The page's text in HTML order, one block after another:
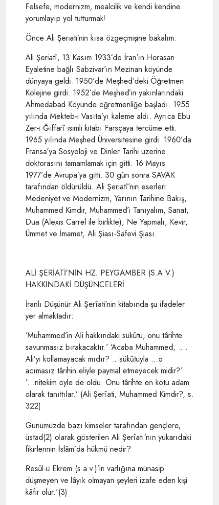
Felsefe, modernizm, mealcilik ve kendi kendine
yorumlayıp yol tutturmak!
Önce Ali Şeriati’nin kısa özgeçmişine bakalım:
Ali Şeriatî, 13 Kasım 1933’de İran’ın Horasan
Eyaletine bağlı Sabzivar’ın Mezinan köyünde
dünyaya geldi. 1950’de Meşhed’deki Öğretmen
Kolejine girdi. 1952’de Meşhed’in yakınlarındaki
Ahmedabad Köyünde öğretmenliğe başladı. 1955
yılında Mekteb-i Vasıta’yı kaleme aldı. Ayrıca Ebu
Zer-i Ğıffarî isimli kitabı Farsçaya tercüme etti.
1965 yılında Meşhed Üniversitesine girdi. 1960’da
Fransa’ya Sosyoloji ve Dinler Tarihi üzerine
doktorasını tamamlamak için gitti. 16 Mayıs
1977’de Avrupa’ya gitti. 30 gün sonra SAVAK
tarafından öldürüldü. Ali Şeriatî’nin eserleri:
Medeniyet ve Modernizm, Yarının Tarihine Bakış,
Muhammed Kimdir, Muhammed’i Tanıyalım, Sanat,
Dua (Alexis Carrel ile birlikte), Ne Yapmalı, Kevir,
Ümmet ve İmamet, Ali Şiası-Safevi Şiası.
ALİ ŞERİATİ’NİN HZ. PEYGAMBER (S.A.V.)
HAKKINDAKİ DÜŞÜNCELERİ
İranlı Düşünür Ali Şerîati’nin kitabında şu ifadeler
yer almaktadır:
‘Muhammed’in Ali hakkındaki sükûtu, onu târihte
savunmasız bırakacaktır.’ ‘Acaba Muhammed, ….
Ali’yi kollamayacak mıdır? …sükûtuyla …o
acımasız târihin eliyle paymal etmeyecek midir?’
‘…nitekim öyle de oldu. Onu târihte en kötü adam
olarak tanıttılar.’ (Ali Şerîati, Muhammed Kimdir?, s.
322)
Günümüzde bazı kimseler tarafından gençlere,
üstad(2) olarak gösterilen Ali Şerîatı’nın yukarıdaki
fikirlerinin İslâm’da hükmü nedir?
Resûl-ü Ekrem (s.a.v.)’in varlığına münasip
düşmeyen ve lâyık olmayan şeyleri izafe eden kişi
kâfir olur.'(3)